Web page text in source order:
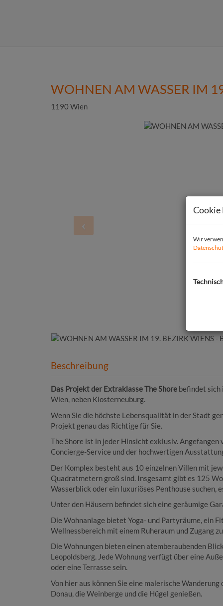
WOHNEN AM WASSER IM
1190 Wien
Beschreibung
Das Projekt der Extraklasse The Shore befindet sich
Wien, neben Klosterneuburg.
Wenn Sie die höchste Lebensqualität in der Stadt
Projekt genau das Richtige für Sie.
The Shore ist in jeder Hinsicht exklusiv.
Concierge-Service und der hochwertigen
Der Komplex besteht aus 10 einzelnen Villen mit
Quadratmetern groß sind. Insgesamt gibt es 125
Wasserblick oder ein luxuriöses Penthouse suchen,
Unter den Häusern befindet sich eine geräumige
Die Wohnanlage bietet Yoga- und Partyräume, ein
Wellnessbereich mit einem Ruheraum und Zugang
Die Wohnungen bieten einen atemberaubenden
Leopoldsberg. Jede Wohnung verfügt über eine
oder eine Terrasse sein.
Von hier aus können Sie eine malerische
Donau, die Weinberge und die Hügel genießen.
Cookie
Wir